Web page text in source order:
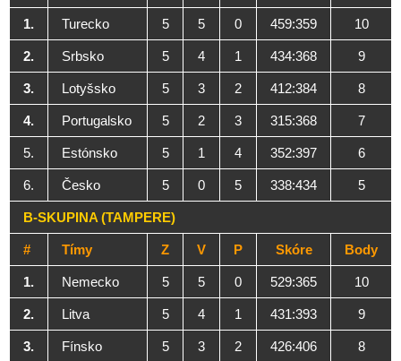
1. Turecko 5 5 0 459:359 10
2. Srbsko 5 4 1 434:368 9
3. Lotyšsko 5 3 2 412:384 8
4. Portugalsko 5 2 3 315:368 7
5. Estónsko 5 1 4 352:397 6
6. Česko 5 0 5 338:434 5
B-SKUPINA (TAMPERE)
# Tímy Z V P Skóre Body
1. Nemecko 5 5 0 529:365 10
2. Litva 5 4 1 431:393 9
3. Fínsko 5 3 2 426:406 8